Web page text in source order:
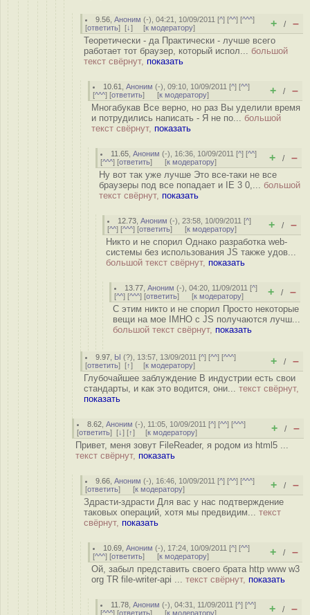
9.56 ,Аноним (-), 04:21, 10/09/2011 [^] [^^] [^^^]
[ответить] [↓] [к модератору] + / –
Теоретически - да Практически - лучше всего
работает тот браузер, который испол... большой
текст свёрнут, показать
10.61 ,Аноним (-), 09:10, 10/09/2011 [^] [^^]
[^^^] [ответить] [к модератору] + / –
Многабукав Все верно, но раз Вы уделили время
и потрудились написать - Я не по... большой
текст свёрнут, показать
11.65 ,Аноним (-), 16:36, 10/09/2011 [^] [^^]
[^^^] [ответить] [к модератору] + / –
Ну вот так уже лучше Это все-таки не все
браузеры под все попадает и IE 3 0,... большой
текст свёрнут, показать
12.73 ,Аноним (-), 23:58, 10/09/2011 [^]
[^^] [^^^] [ответить] [к модератору] + / –
Никто и не спорил Однако разработка web-
системы без использования JS также удов...
большой текст свёрнут, показать
13.77 ,Аноним (-), 04:20, 11/09/2011 [^]
[^^] [^^^] [ответить] [к модератору] + / –
С этим никто и не спорил Просто некоторые
вещи на мое IMHO с JS получаются лучш...
большой текст свёрнут, показать
9.97 Ы (?), 13:57, 13/09/2011 [^] [^^] [^^^]
[ответить] [↑] [к модератору] + / –
Глубочайшее заблуждение В индустрии есть свои
стандарты, и как это водится, они... текст свёрнут,
показать
8.62 ,Аноним (-), 11:05, 10/09/2011 [^] [^^] [^^^]
[ответить] [↓] [↑] [к модератору] + / –
Привет, меня зовут FileReader, я родом из html5 ...
текст свёрнут, показать
9.66 ,Аноним (-), 16:46, 10/09/2011 [^] [^^] [^^^]
[ответить] [к модератору] + / –
Здрасти-здрасти Для вас у нас подтверждение
таковых операций, хотя мы предвидим... текст
свёрнут, показать
10.69 ,Аноним (-), 17:24, 10/09/2011 [^] [^^]
[^^^] [ответить] [к модератору] + / –
Ой, забыл представить своего брата http www w3
org TR file-writer-api ... текст свёрнут, показать
11.78 ,Аноним (-), 04:31, 11/09/2011 [^] [^^]
[^^^] [ответить] [к модератору] + / –